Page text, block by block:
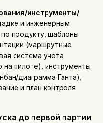
инструменты/
и инженерным
продукту, шаблоны
(маршрутные
система учета
на пилоте), инструменты
диаграмма Ганта),
и план контроля
до первой партии